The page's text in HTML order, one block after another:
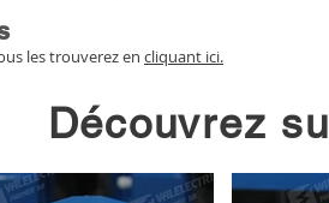
les trouverez en cliquant ici.
Découvrez